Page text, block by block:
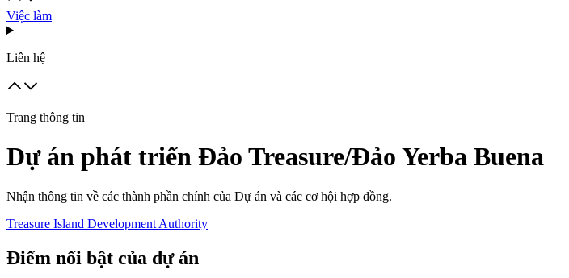
Việc làm
Liên hệ
Trang thông tin
Dự án phát triển Đảo Treasure/Đảo Yerba Buena
Nhận thông tin về các thành phần chính của Dự án và các cơ hội hợp đồng.
Treasure Island Development Authority
Điểm nổi bật của dự án